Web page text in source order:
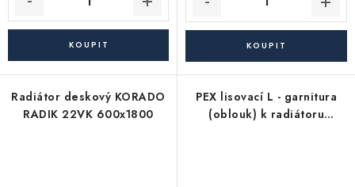
Radiátor deskový KORADO
RADIK 22VK 600x1800
PEX lisovací L - garnitura
(oblouk) k radiátoru